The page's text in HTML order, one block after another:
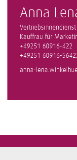
Anna
Vertriebsinnendienst
Kauffrau für
+49251 60916-422
+49251 60916-
anna-